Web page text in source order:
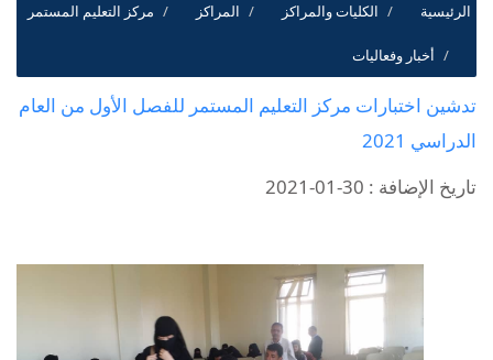
الرئيسية الكليات والمراكز المراكز مركز التعليم المستمر
أخبار وفعاليات
تدشين اختبارات مركز التعليم المستمر للفصل الأول من العام
الدراسي 2021
تاريخ الإضافة : 30-01-2021